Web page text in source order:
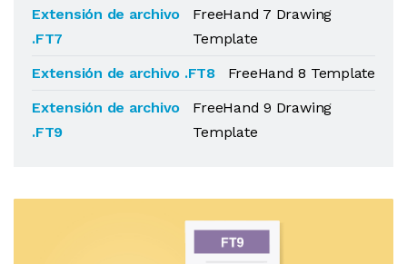
Extensión de archivo
.FT7
FreeHand 7 Drawing
Template
Extensión de archivo .FT8
FreeHand 8 Template
Extensión de archivo
.FT9
FreeHand 9 Drawing
Template